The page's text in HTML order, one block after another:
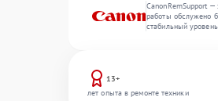
CanonRemSupport
работы обслужено
стабильный
13+
лет опыта в ремонте техники